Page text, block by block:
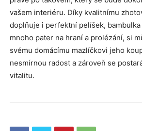
vašem interiéru. Díky kvalitnímu
doplňuje i perfektní pelíšek,
mnoho pater na hraní a prolézání, si
svému domácímu mazlíčkovi jeho
nesmírnou radost a zároveň se
vitalitu.